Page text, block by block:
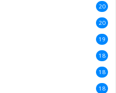
20
20
19
18
18
18